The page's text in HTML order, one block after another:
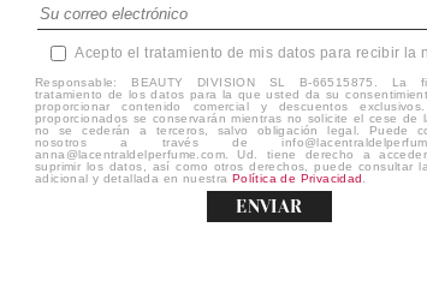
Acepto el tratamiento de mis datos para recibir la
Responsable: BEAUTY DIVISION SL B-66515875. La
tratamiento de los datos para la que usted da su
proporcionar contenido comercial y descuentos
proporcionados se conservarán mientras no solicite el cese de
no se cederán a terceros, salvo obligación legal. Puede
nosotros a través de
anna@lacentraldelperfume.com. Ud. tiene derecho a
suprimir los datos, así como otros derechos, puede consultar
adicional y detallada en nuestra Política de Privacidad
ENVIAR